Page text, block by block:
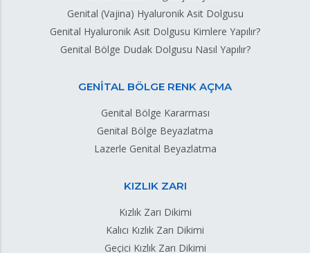
Genital (Vajina) Hyaluronik Asit Dolgusu
Genital Hyaluronik Asit Dolgusu Kimlere Yapılır?
Genital Bölge Dudak Dolgusu Nasıl Yapılır?
GENİTAL BÖLGE RENK AÇMA
Genital Bölge Kararması
Genital Bölge Beyazlatma
Lazerle Genital Beyazlatma
KIZLIK ZARI
Kızlık Zarı Dikimi
Kalıcı Kızlık Zarı Dikimi
Geçici Kızlık Zarı Dikimi